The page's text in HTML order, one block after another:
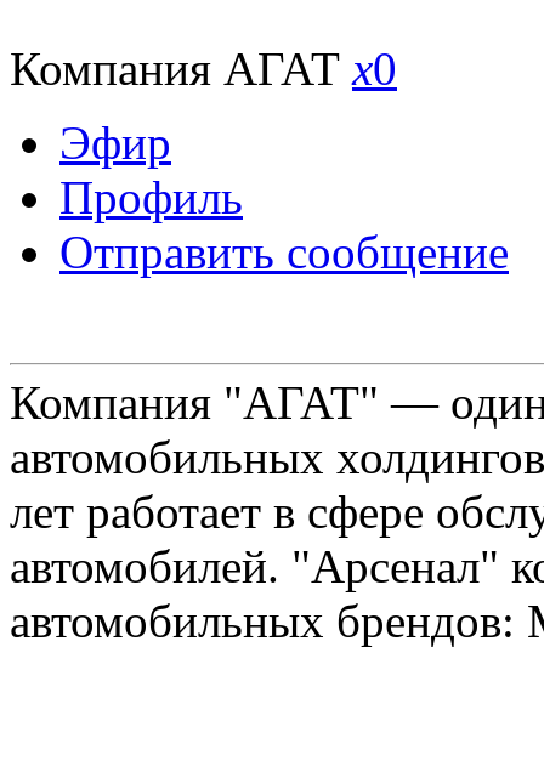
Компания АГАТx0
Эфир
Профиль
Отправить сообщение
Компания "АГАТ" —
автомобильных
лет работает в сфере
автомобилей. "Арсенал"
автомобильных